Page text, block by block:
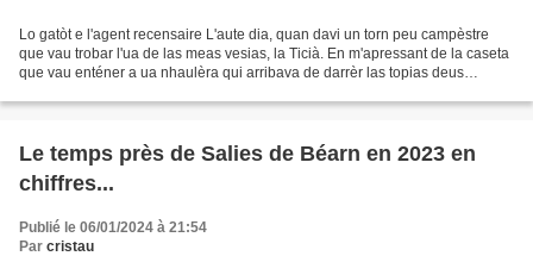
Lo gatòt e l'agent recensaire L'aute dia, quan davi un torn peu campèstre
que vau trobar l'ua de las meas vesias, la Ticià. En m'apressant de la caseta
que vau enténer a ua nhaulèra qui arribava de darrèr las topias deus
Le temps près de Salies de Béarn en 2023 en
chiffres...
Publié le 06/01/2024 à 21:54
Par cristau